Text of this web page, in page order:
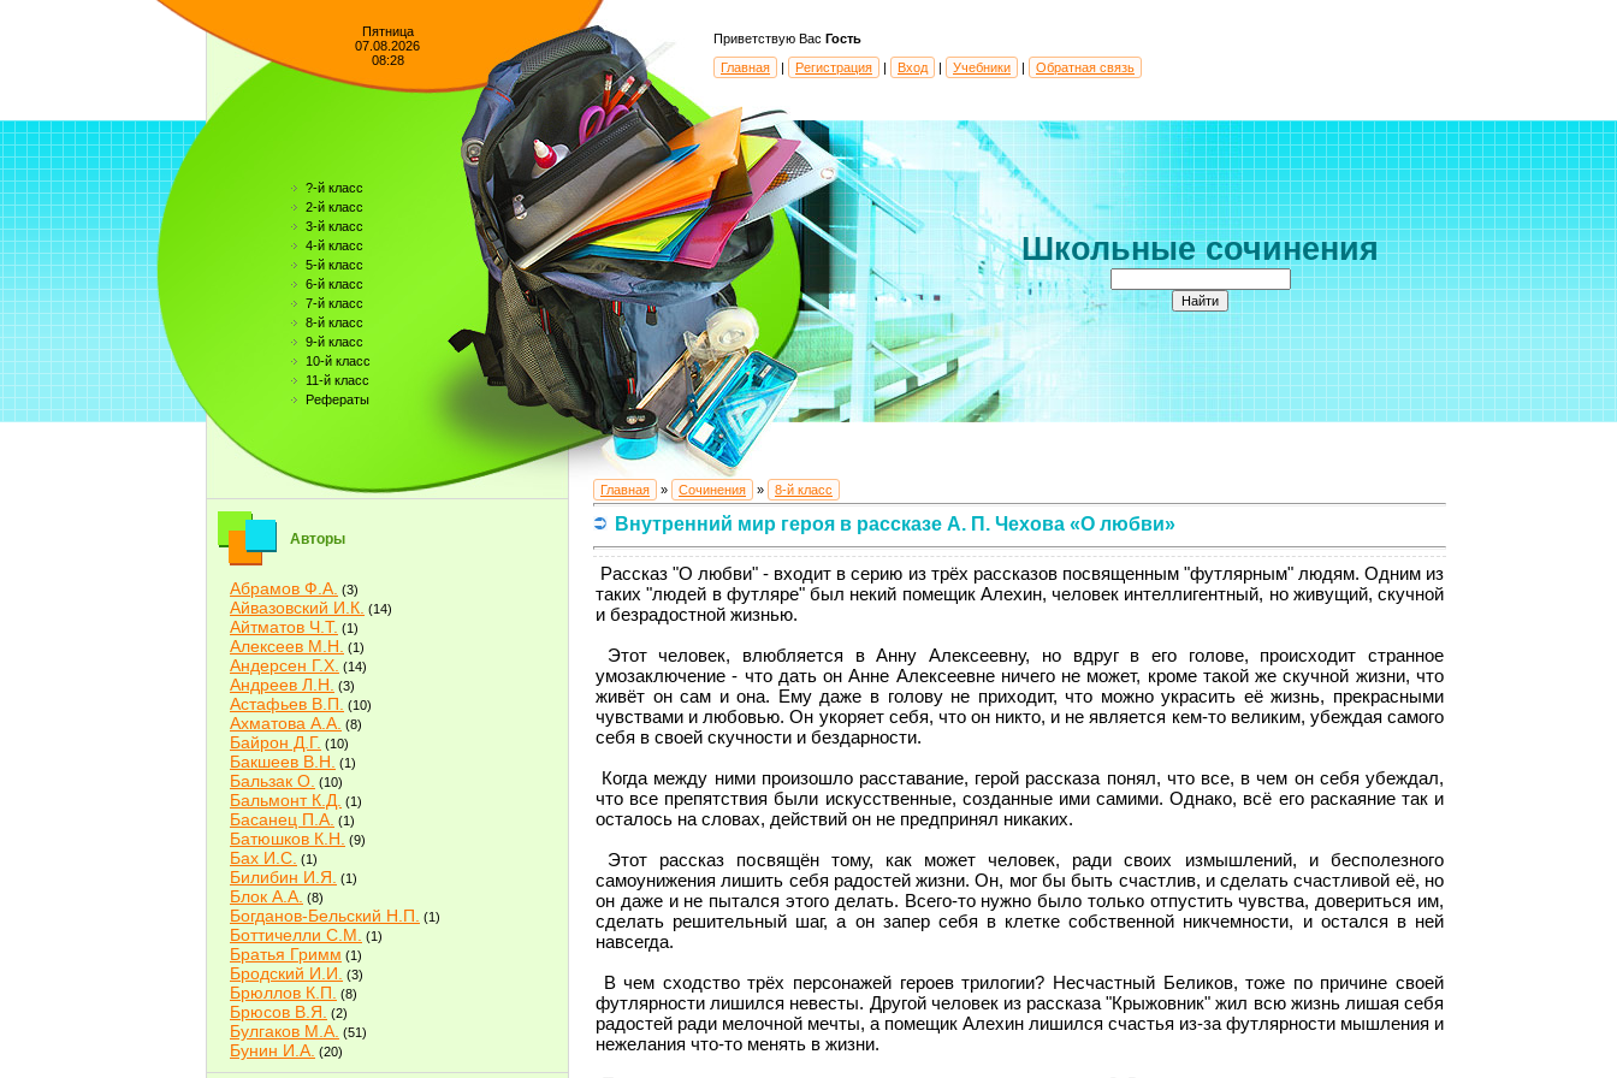
Пятница
07.08.2026
08:28
?-й класс
2-й класс
3-й класс
4-й класс
5-й класс
6-й класс
7-й класс
8-й класс
9-й класс
10-й класс
11-й класс
Рефераты
Авторы
Абрамов Ф.А. (3)
Айвазовский И.К. (14)
Айтматов Ч.Т. (1)
Алексеев М.Н. (1)
Андерсен Г.Х. (14)
Андреев Л.Н. (3)
Астафьев В.П. (10)
Ахматова А.А. (8)
Байрон Д.Г. (10)
Бакшеев В.Н. (1)
Бальзак О. (10)
Бальмонт К.Д. (1)
Басанец П.А. (1)
Батюшков К.Н. (9)
Бах И.С. (1)
Билибин И.Я. (1)
Блок А.А. (8)
Богданов-Бельский Н.П. (1)
Боттичелли С.М. (1)
Братья Гримм (1)
Бродский И.И. (3)
Брюллов К.П. (8)
Брюсов В.Я. (2)
Булгаков М.А. (51)
Бунин И.А. (20)
Быков В.В.(2)
Приветствую Вас Гость
Главная
| Регистрация | Вход | Учебники | Обратная связь
Школьные сочинения
Главная » Сочинения » 8-й класс
Внутренний мир героя в рассказе А. П. Чехова «О любви»
Рассказ "О любви" - входит в серию из трёх рассказов посвященным "футлярным" людям. Одним из
таких "людей в футляре" был некий помещик Алехин, человек интеллигентный, но живущий, скучной
и безрадостной жизнью.
Этот человек, влюбляется в Анну Алексеевну, но вдруг в его голове, происходит странное
умозаключение - что дать он Анне Алексеевне ничего не может, кроме такой же скучной жизни, что
живёт он сам и она. Ему даже в голову не приходит, что можно украсить её жизнь, прекрасными
чувствами и любовью. Он укоряет себя, что он никто, и не является кем-то великим, убеждая самого
себя в своей скучности и бездарности.
Когда между ними произошло расставание, герой рассказа понял, что все, в чем он себя убеждал,
что все препятствия были искусственные, созданные ими самими. Однако, всё его раскаяние так и
осталось на словах, действий он не предпринял никаких.
Этот рассказ посвящён тому, как может человек, ради своих измышлений, и бесполезного
самоунижения лишить себя радостей жизни. Он, мог бы быть счастлив, и сделать счастливой её, но
он даже и не пытался этого делать. Всего-то нужно было только отпустить чувства, довериться им,
сделать решительный шаг, а он запер себя в клетке собственной никчемности, и остался в ней
навсегда.
В чем сходство трёх персонажей героев трилогии? Несчастный Беликов, тоже по причине своей
футлярности лишился невесты. Другой человек из рассказа "Крыжовник" жил всю жизнь лишая себя
радостей ради мелочной мечты, а помещик Алехин лишился счастья из-за футлярности мышления и
нежелания что-то менять в жизни.